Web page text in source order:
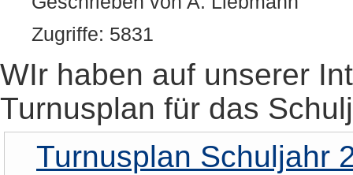
Zugriffe: 5831
WIr haben auf unserer
Turnusplan für das
Turnusplan Schuljahr